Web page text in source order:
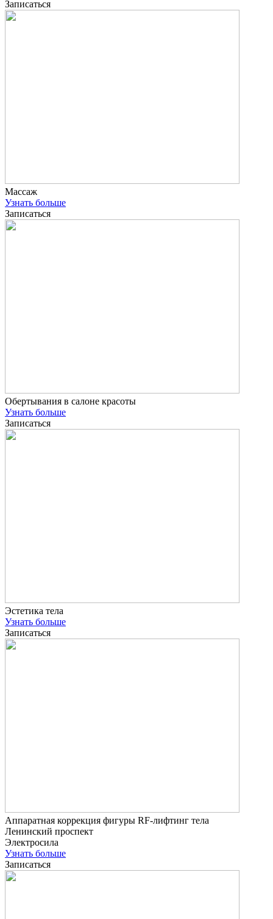
Записаться
Массаж
Узнать больше
Записаться
Обертывания в салоне красоты
Узнать больше
Записаться
Эстетика тела
Узнать больше
Записаться
Аппаратная коррекция фигуры RF-лифтинг тела
Ленинский проспект
Электросила
Узнать больше
Записаться